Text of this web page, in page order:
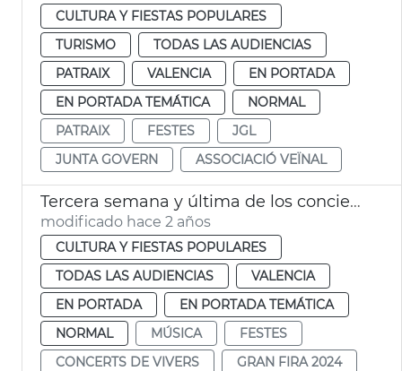
CULTURA Y FIESTAS POPULARES
TURISMO
TODAS LAS AUDIENCIAS
PATRAIX
VALENCIA
EN PORTADA
EN PORTADA TEMÁTICA
NORMAL
PATRAIX
FESTES
JGL
JUNTA GOVERN
ASSOCIACIÓ VEÏNAL
Tercera semana y última de los conciertos de Viveros
modificado hace 2 años
CULTURA Y FIESTAS POPULARES
TODAS LAS AUDIENCIAS
VALENCIA
EN PORTADA
EN PORTADA TEMÁTICA
NORMAL
MÚSICA
FESTES
CONCERTS DE VIVERS
GRAN FIRA 2024